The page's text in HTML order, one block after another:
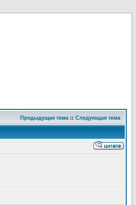
Предыдущая тема :: Следующая тема